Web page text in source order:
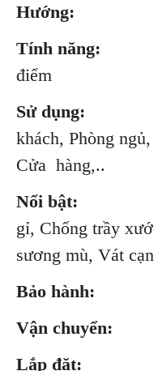
Hướng:
Tính năng:
điểm
Sử dụng:
khách, Phòng
Cửa hàng,..
Nổi bật:
gỉ, Chống trầy
sương mù, Vát
Bảo hành: 2
Vận chuyển:
Lắp đặt: